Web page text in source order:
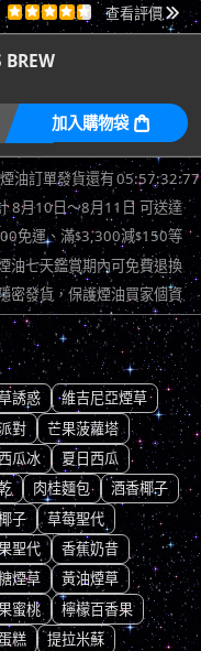
     共7470評價
查看評價
加入購物袋 
油訂單發貨還有05:57:31:96
8月10日～8月11日 可送達
免運、滿$3,300減$150等
油七天鑑賞期內可免費退換
密發貨，保護煙油買家個資
誘惑
維吉尼亞煙草
對
芒果菠蘿塔
瓜冰
夏日西瓜
肉桂麵包
酒香椰子
子
草莓聖代
聖代
香蕉奶昔
煙草
黃油煙草
蜜桃
檸檬百香果
糕 提拉米蘇